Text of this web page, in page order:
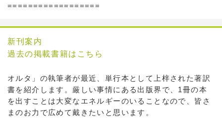
==================
新刊案内
過去の掲載書籍はこちら
オルタ」の執筆者が最近、単行本として上梓された著訳
書を紹介します。厳しい事情にある出版界で、1冊の本
を出すことは大変なエネルギーのいることなので、皆さ
まのお力で広めて戴きたいと思います。